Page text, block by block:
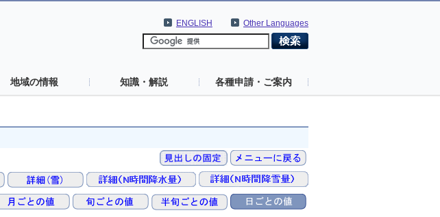
Other Languages
ENGLISH
地域の情報 知識・解説 各種申請・ご案内